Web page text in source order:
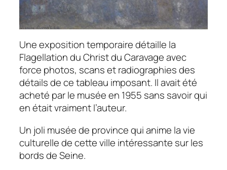
Une exposition temporaire détaille la
Flagellation du Christdu Caravage avec
force photos, scans et radiographies des
détails de ce tableau imposant. Il avait été
acheté par le musée en 1955 sans savoir qui
en était vraiment l’auteur.
Un joli musée de province qui anime la vie
culturelle de cette ville intéressante sur les
bords de Seine.